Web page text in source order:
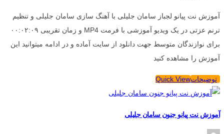
آموزش نت پیانو لجباز سامان جلیلی با آهنگ سازی سامان جلیلی و تنظیم
ترنم عزتی در یک ویدیو آموزشی با فرمت MP4 و زمان تقریبی ۰۰:۰۲:۰۹
برای نوازندگان متوسط جهت دانلود از سایت آماده و در ادامه میتوانید این
آموزش را مشاهده کنید
توضیحاتQuick View
آموزش نت پیانو جنون سامان جلیلی